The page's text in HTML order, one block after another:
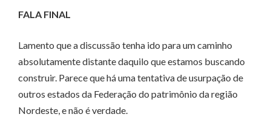
FALA FINAL
Lamento que a discussão tenha ido para um caminho
absolutamente distante daquilo que estamos buscando
construir. Parece que há uma tentativa de usurpação de
outros estados da Federação do patrimônio da região
Nordeste, e não é verdade.